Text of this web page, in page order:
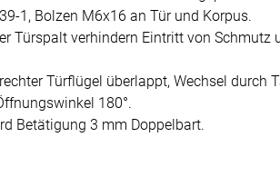
1, Bolzen M6x16 an Tür und Korpus.
Türspalt verhindern Eintritt von Schmutz
Türflügel überlappt, Wechsel durch
180°.
Betätigung 3 mm Doppelbart.